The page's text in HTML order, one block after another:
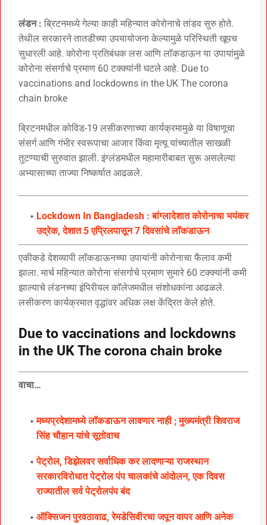
लंडन : ब्रिटनमध्ये गेल्या काही महिन्यात कोरोनाचे तांडव सुरु होते.
तेथील सरकारने तातडीच्या उपयायोजना केल्यामुळे परिस्थिती खूपच
सुधारली आहे. कोरोना प्रतिबंधक लस आणि लॉकडाऊन या उपायांमुळे
कोरोना संसर्गाचे प्रमाण 60 टक्क्यांनी घटले आहे. Due to
vaccinations and lockdowns in the UK The corona
chain broke
ब्रिटनमधील कोविड-19 लसीकरणाच्या कार्यक्रमामुळे या विषाणूचा
संसर्ग आणि गंभीर स्वरूपाचा आजार किंवा मृत्यू यांच्यातील साखळी
तुटण्याची सुरुवात झाली. इंग्लंडमधील महामारीबाबत सुरू असलेल्या
अभ्यासाच्या ताज्या निष्कर्षात आढळले.
Lockdown In Bangladesh : बांग्लादेशात कोरोनाचा भयंकर
उद्रेक, देशात 5 एप्रिलपासून 7 दिवसांचे लॉकडाऊन
एकीकडे देशव्यापी लॉकडाऊनच्या उपायांनी कोरोनाचा फैलाव कमी
झाला. मार्च महिन्यात कोरोना संसर्गाचे प्रमाण सुमारे 60 टक्क्यांनी कमी
झाल्याचे लंडनच्या इंपिरीयल कॉलेजमधील संशोधकांना आढळले.
लसीकरण कार्यक्रमात वृद्धांवर अधिक लक्ष केंद्रित केले होते.
Due to vaccinations and lockdowns
in the UK The corona chain broke
वाचा…
मध्यप्रदेशामध्ये लॉकडाऊन लावणार नाही ; मुख्यमंत्री शिवराज
सिंह चौहान यांचे सूतोवाच
पेट्रोल, डिझेलवर सर्वाधिक कर लादणाऱ्या राजस्थान
सरकारविरोधात पेट्रोल पंप चालकांचे आंदोलन, एक दिवस
राज्यातील सर्व पेट्रोलपंप बंद
ऑक्सिजन पुरवठावाढ, रेमडेसिवीरचा जपून वापर आणि अनेक